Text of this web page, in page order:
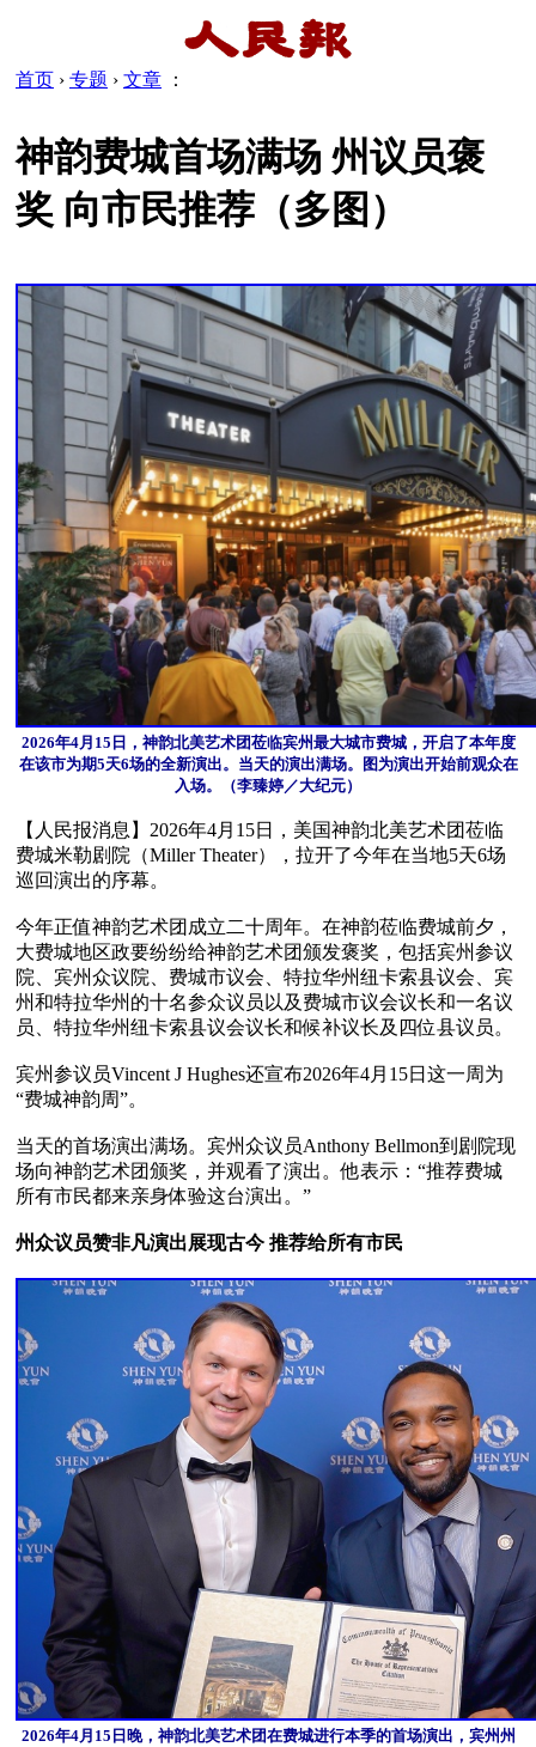
首页 › 专题 › 文章 ：
神韵费城首场满场 州议员褒
奖 向市民推荐（多图）
2026年4月15日，神韵北美艺术团莅临宾州最大城市费城，开启了本年度
在该市为期5天6场的全新演出。当天的演出满场。图为演出开始前观众在
入场。（李臻婷／大纪元）
【人民报消息】2026年4月15日，美国神韵北美艺术团莅临
费城米勒剧院（Miller Theater），拉开了今年在当地5天6场
巡回演出的序幕。
今年正值神韵艺术团成立二十周年。在神韵莅临费城前夕，
大费城地区政要纷纷给神韵艺术团颁发褒奖，包括宾州参议
院、宾州众议院、费城市议会、特拉华州纽卡索县议会、宾
州和特拉华州的十名参众议员以及费城市议会议长和一名议
员、特拉华州纽卡索县议会议长和候补议长及四位县议员。
宾州参议员Vincent J Hughes还宣布2026年4月15日这一周为
“费城神韵周”。
当天的首场演出满场。宾州众议员Anthony Bellmon到剧院现
场向神韵艺术团颁奖，并观看了演出。他表示：“推荐费城
所有市民都来亲身体验这台演出。”
州众议员赞非凡演出展现古今 推荐给所有市民
2026年4月15日晚，神韵北美艺术团在费城进行本季的首场演出，宾州州